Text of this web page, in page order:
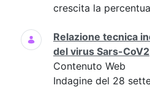
crescita la
Relazione tecnica
del virus Sars-CoV2
Contenuto Web
Indagine del 28